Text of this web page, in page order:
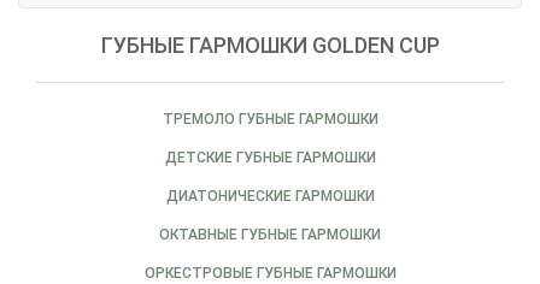
ГУБНЫЕ ГАРМОШКИ GOLDEN CUP
ТРЕМОЛО ГУБНЫЕ ГАРМОШКИ
ДЕТСКИЕ ГУБНЫЕ ГАРМОШКИ
ДИАТОНИЧЕСКИЕ ГАРМОШКИ
ОКТАВНЫЕ ГУБНЫЕ ГАРМОШКИ
ОРКЕСТРОВЫЕ ГУБНЫЕ ГАРМОШКИ